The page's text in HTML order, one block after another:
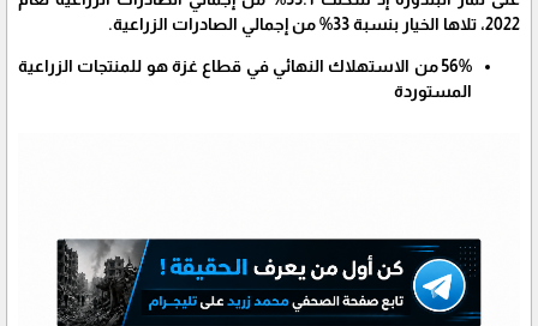
2022، تلاها الخيار بنسبة 33% من إجمالي الصادرات الزراعية.
56% من الاستهلاك النهائي في قطاع غزة هو للمنتجات الزراعية
المستوردة